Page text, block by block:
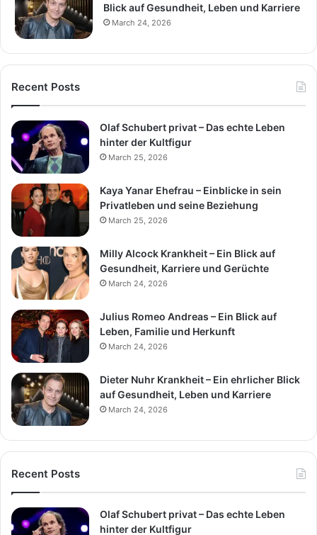
Blick auf Gesundheit, Leben und Karriere
March 24, 2026
Recent Posts
Olaf Schubert privat – Das echte Leben
hinter der Kultfigur
March 25, 2026
Kaya Yanar Ehefrau – Einblicke in sein
Privatleben und seine Beziehung
March 25, 2026
Milly Alcock Krankheit – Ein Blick auf
Gesundheit, Karriere und Gerüchte
March 24, 2026
Julius Romeo Andreas – Ein Blick auf
Leben, Familie und Herkunft
March 24, 2026
Dieter Nuhr Krankheit – Ein ehrlicher Blick
auf Gesundheit, Leben und Karriere
March 24, 2026
Recent Posts
Olaf Schubert privat – Das echte Leben
hinter der Kultfigur